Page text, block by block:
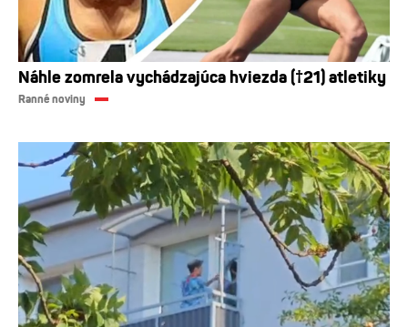
Náhle zomrela vychádzajúca hviezda (†21) atletiky
Ranné noviny